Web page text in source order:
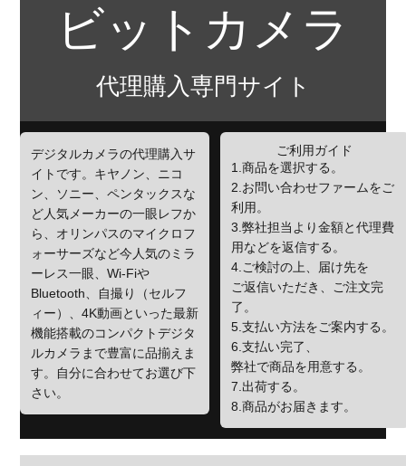
ビットカメラ
代理購入専門サイト
デジタルカメラの代理購入サ
イトです。キヤノン、ニコ
ン、ソニー、ペンタックスな
ど人気メーカーの一眼レフか
ら、オリンパスのマイクロフ
ォーサーズなど今人気のミラ
ーレス一眼、Wi-Fiや
Bluetooth、自撮り（セルフ
ィー）、4K動画といった最新
機能搭載のコンパクトデジタ
ルカメラまで豊富に品揃えま
す。自分に合わせてお選び下
さい。
ご利用ガイド
1.商品を選択する。
2.お問い合わせファームをご
利用。
3.弊社担当より金額と代理費
用などを返信する。
4.ご検討の上、届け先を
ご返信いただき、ご注文完
了。
5.支払い方法をご案内する。
6.支払い完了、
弊社で商品を用意する。
7.出荷する。
8.商品がお届きます。